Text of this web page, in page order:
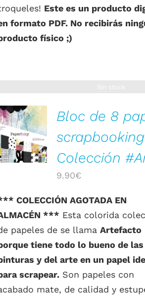
Este es un producto
formato PDF. No recibirás
físico ;)
DETALLES
Bloc de 8
Colección
9.90€
COLECCIÓN AGOTADA EN
*** Esta colorida
papeles de se llama Artefacto
tiene todo lo bueno de las
y del arte en un papel
scrapear.Son papeles con
mate, de calidad y